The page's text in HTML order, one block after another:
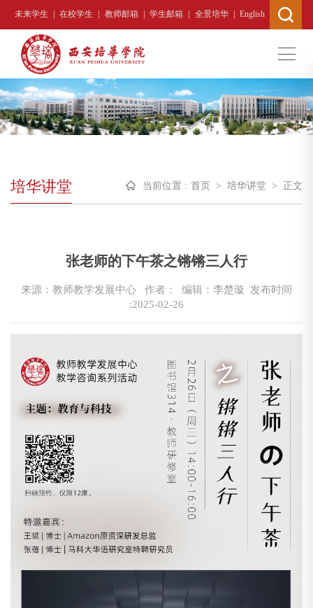
未来学生 | 在校学生 | 教师邮箱 | 学生邮箱 | 全景培华 | English
培华讲堂 当前位置 : 首页 > 培华讲堂 > 正文
张老师的下午茶之锵锵三人行
来源：教师教学发展中心 作者： 编辑：李楚璇 发布时间
:2025-02-26